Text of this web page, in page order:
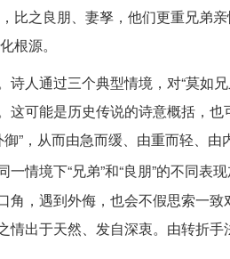
比之良朋、妻孥，他们更重兄弟
根源。
诗人通过三个典型情境，对“莫如
这可能是历史传说的诗意概括，
御”，从而由急而缓、由重而轻、
情境下“兄弟”和“良朋”的不同表
角，遇到外侮，也会不假思索一致
情出于天然、发自深衷。由转折